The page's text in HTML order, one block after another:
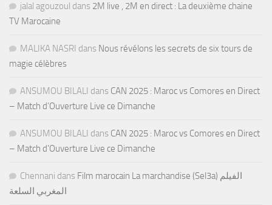
jalal agouzoul dans 2M live , 2M en direct : La deuxième chaine
TV Marocaine
MALIKA NASRI dans Nous révélons les secrets de six tours de
magie célèbres
ANSUMOU BILALI dans CAN 2025 : Maroc vs Comores en Direct
– Match d’Ouverture Live ce Dimanche
ANSUMOU BILALI dans CAN 2025 : Maroc vs Comores en Direct
– Match d’Ouverture Live ce Dimanche
Chennani dans Film marocain La marchandise (Sel3a) الفيلم
المغربي السلعة